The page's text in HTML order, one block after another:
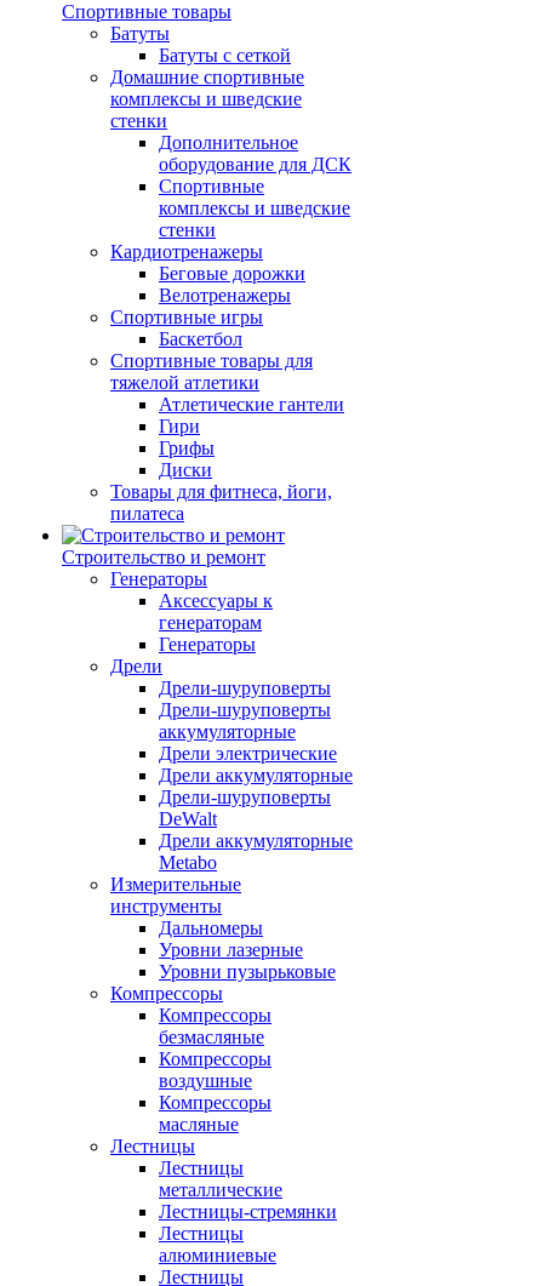
Спортивные товары
Батуты
Батуты с сеткой
Домашние спортивные
комплексы и шведские
стенки
Дополнительное
оборудование для ДСК
Спортивные
комплексы и шведские
стенки
Кардиотренажеры
Беговые дорожки
Велотренажеры
Спортивные игры
Баскетбол
Спортивные товары для
тяжелой атлетики
Атлетические гантели
Гири
Грифы
Диски
Товары для фитнеса, йоги,
пилатеса
Строительство и ремонт
Генераторы
Аксессуары к
генераторам
Генераторы
Дрели
Дрели-шуруповерты
Дрели-шуруповерты
аккумуляторные
Дрели электрические
Дрели аккумуляторные
Дрели-шуруповерты
DeWalt
Дрели аккумуляторные
Metabo
Измерительные
инструменты
Дальномеры
Уровни лазерные
Уровни пузырьковые
Компрессоры
Компрессоры
безмасляные
Компрессоры
воздушные
Компрессоры
масляные
Лестницы
Лестницы
металлические
Лестницы-стремянки
Лестницы
алюминиевые
Лестницы